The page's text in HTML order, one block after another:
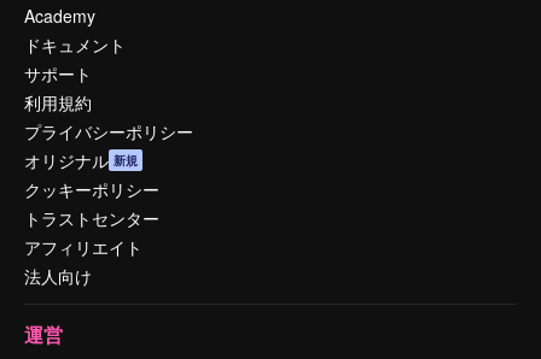
Academy
ドキュメント
サポート
利用規約
プライバシーポリシー
オリジナル 新規
クッキーポリシー
トラストセンター
アフィリエイト
法人向け
運営